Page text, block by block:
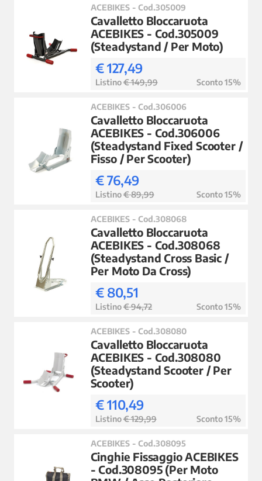
ACEBIKES - Cod.305009
Cavalletto Bloccaruota
ACEBIKES - Cod.305009
(Steadystand / Per Moto)
€ 127,49
Listino€ 149,99 Sconto 15%
ACEBIKES - Cod.306006
Cavalletto Bloccaruota
ACEBIKES - Cod.306006
(Steadystand Fixed Scooter /
Fisso / Per Scooter)
€ 76,49
Listino€ 89,99 Sconto 15%
ACEBIKES - Cod.308068
Cavalletto Bloccaruota
ACEBIKES - Cod.308068
(Steadystand Cross Basic /
Per Moto Da Cross)
€ 80,51
Listino€ 94,72 Sconto 15%
ACEBIKES - Cod.308080
Cavalletto Bloccaruota
ACEBIKES - Cod.308080
(Steadystand Scooter / Per
Scooter)
€ 110,49
Listino€ 129,99 Sconto 15%
ACEBIKES - Cod.308095
Cinghie Fissaggio ACEBIKES
- Cod.308095 (Per Moto